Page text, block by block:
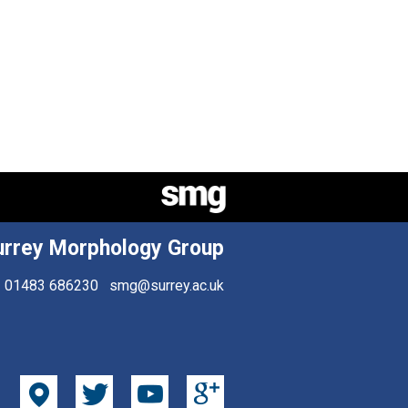
Morphology Group
01483 686230 smg@surrey.ac.uk